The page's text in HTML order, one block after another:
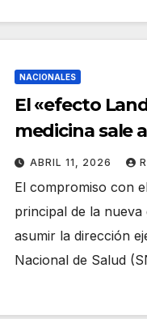
NACIONALES
El «efecto
medicina sale
ABRIL 11, 2026
El compromiso con
principal de la nueva
asumir la dirección
Nacional de Salud